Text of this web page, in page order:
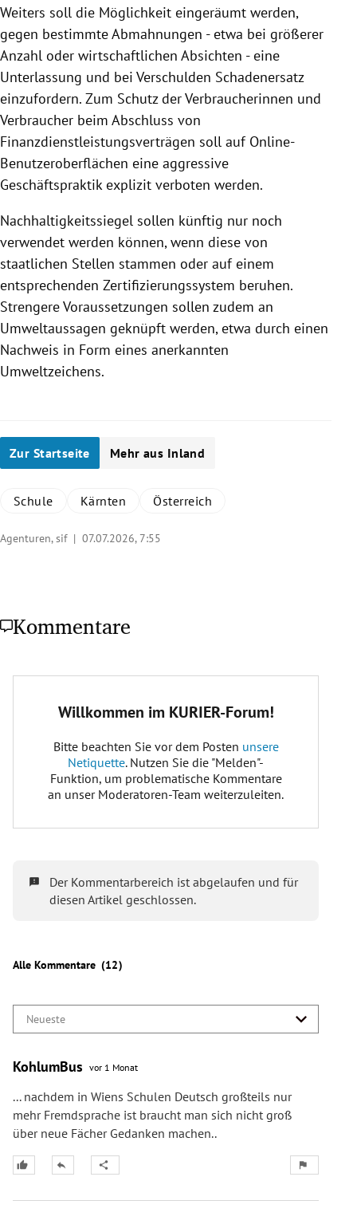
Weiters soll die Möglichkeit eingeräumt werden,
gegen bestimmte Abmahnungen - etwa bei größerer
Anzahl oder wirtschaftlichen Absichten - eine
Unterlassung und bei Verschulden Schadenersatz
einzufordern. Zum Schutz der Verbraucherinnen und
Verbraucher beim Abschluss von
Finanzdienstleistungsverträgen soll auf Online-
Benutzeroberflächen eine aggressive
Geschäftspraktik explizit verboten werden.
Nachhaltigkeitssiegel sollen künftig nur noch
verwendet werden können, wenn diese von
staatlichen Stellen stammen oder auf einem
entsprechenden Zertifizierungssystem beruhen.
Strengere Voraussetzungen sollen zudem an
Umweltaussagen geknüpft werden, etwa durch einen
Nachweis in Form eines anerkannten
Umweltzeichens.
Zur Startseite Mehr aus Inland
Schule Kärnten Österreich
Agenturen, sif | 07.07.2026, 7:55
Kommentare